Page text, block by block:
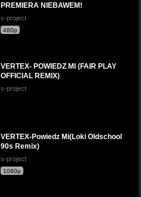
PREMIERA NIEBAWEM!
s-project
480p
VERTEX- POWIEDZ MI (FAIR PLAY
OFFICIAL REMIX)
s-project
VERTEX-Powiedz Mi(Loki Oldschool
90s Remix)
s-project
1080p